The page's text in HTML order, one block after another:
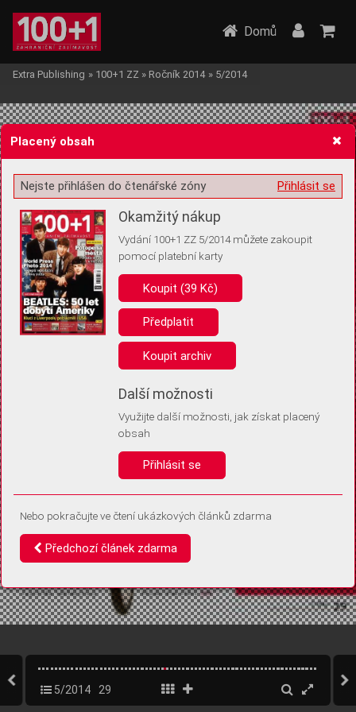
Žádost o souhlas s ukládáním volitelných informací
Pro základní fungování webu nepotřebujeme ukládat žádné informace
(tzv. cookies apod.). Rádi bychom vás ale požádali o souhlas s
uložením volitelných informací:
Anonymní unikátní ID
Díky němu příště poznáme, že se jedná o stejné zařízení, a
Identifikátor je zcela anonymní.
Vaše souhlasy a odmítnutí si ukládáme do vašeho zařízení, abychom se
vás už příště znovu neptali. Můžete je kdykoli později upravit ve Správě
Domů
Extra Publishing » 100+1 ZZ » Ročník 2014 » 5/2014
5/2014 29
Placený obsah
Přihlásit se
Nejste přihlášen do čtenářské zóny
Okamžitý nákup
Vydání 100+1 ZZ 5/2014 můžete zakoupit
pomocí platební karty
Koupit (39 Kč)
Předplatit
Koupit archiv
Další možnosti
Využijte další možnosti, jak získat placený
obsah
Přihlásit se
Nebo pokračujte ve čtení ukázkových článků zdarma
Předchozí článek zdarma